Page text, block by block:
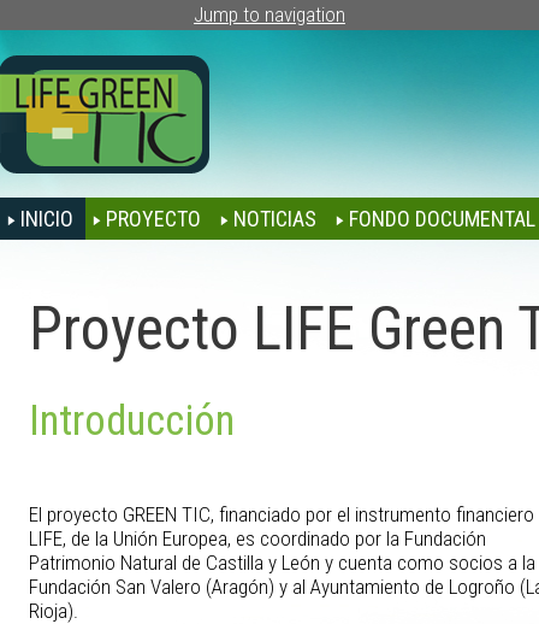
Jump to navigation
INICIO PROYECTO NOTICIAS FONDO DOCUMENTAL
Proyecto LIFE Green
Introducción
El proyecto GREEN TIC, financiado por el instrumento financiero
LIFE, de la Unión Europea, es coordinado por la Fundación
Patrimonio Natural de Castilla y León y cuenta como socios a la
Fundación San Valero (Aragón) y al Ayuntamiento de Logroño
Rioja).